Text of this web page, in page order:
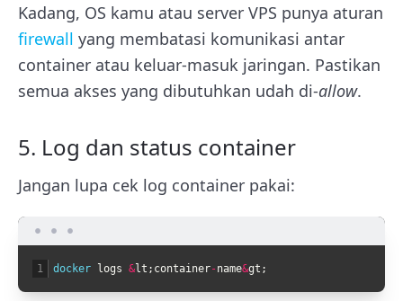
Kadang, OS kamu atau server VPS punya aturan
firewall yang membatasi komunikasi antar
container atau keluar-masuk jaringan. Pastikan
semua akses yang dibutuhkan udah di-allow.
5. Log dan status container
Jangan lupa cek log container pakai:
1 docker logs &lt ; container-name&gt ;